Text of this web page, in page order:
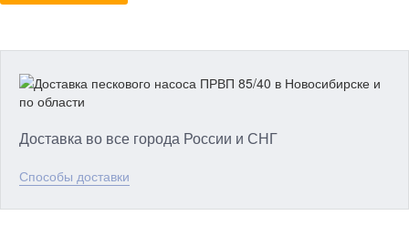
Доставка во все города России и СНГ
Способы доставки